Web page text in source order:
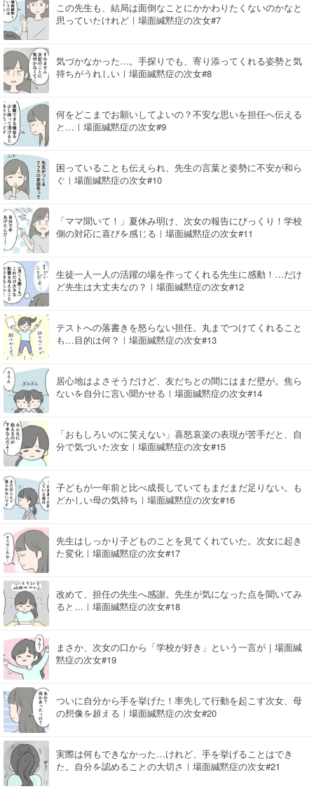
この先生も、結局は面倒なことにかかわりたくないのかなと
思っていたけれど｜場面緘黙症の次女#7
気づかなかった…。手探りでも、寄り添ってくれる姿勢と気
持ちがうれしい｜場面緘黙症の次女#8
何をどこまでお願いしてよいの？不安な思いを担任へ伝える
と…｜場面緘黙症の次女#9
困っていることも伝えられ、先生の言葉と姿勢に不安が和ら
ぐ｜場面緘黙症の次女#10
「ママ聞いて！」夏休み明け、次女の報告にびっくり！学校
側の対応に喜びを感じる｜場面緘黙症の次女#11
生徒一人一人の活躍の場を作ってくれる先生に感動！…だけ
ど先生は大丈夫なの？｜場面緘黙症の次女#12
テストへの落書きを怒らない担任。丸までつけてくれること
も…目的は何？｜場面緘黙症の次女#13
居心地はよさそうだけど、友だちとの間にはまだ壁が。焦ら
ないを自分に言い聞かせる｜場面緘黙症の次女#14
「おもしろいのに笑えない」喜怒哀楽の表現が苦手だと、自
分で気づいた次女｜場面緘黙症の次女#15
子どもが一年前と比べ成長していてもまだまだ足りない。も
どかしい母の気持ち｜場面緘黙症の次女#16
先生はしっかり子どものことを見てくれていた。次女に起き
た変化｜場面緘黙症の次女#17
改めて、担任の先生へ感謝。先生が気になった点を聞いてみ
ると…｜場面緘黙症の次女#18
まさか、次女の口から「学校が好き」という一言が｜場面緘
黙症の次女#19
ついに自分から手を挙げた！率先して行動を起こす次女、母
の想像を超える｜場面緘黙症の次女#20
実際は何もできなかった…けれど、手を挙げることはでき
た。自分を認めることの大切さ｜場面緘黙症の次女#21